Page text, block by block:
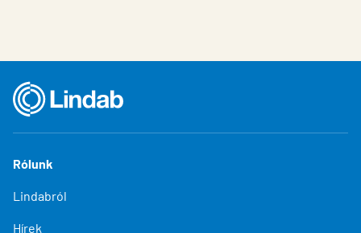
Rólunk
Lindabról
Hírek